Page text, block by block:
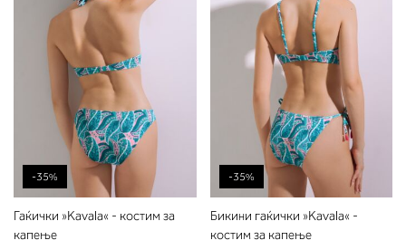
-35%
Гаќички »Kavala« - костим за
капење
-35%
Бикини гаќички »Kavala« -
костим за капење